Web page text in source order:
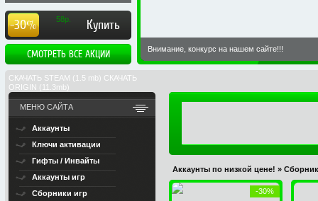
-30% 58р. Купить
СМОТРЕТЬ ВСЕ АКЦИИ Внимание, конкурс на нашем сайте!!!
СКАЧАТЬ STEAM (1.5 mb) СКАЧАТЬ
ORIGIN (11.3mb)
МЕНЮ САЙТА
Аккаунты
Ключи активации
Гифты / Инвайты
Аккаунты игр
Сборники игр
Аккаунты по низкой цене! »
-30%